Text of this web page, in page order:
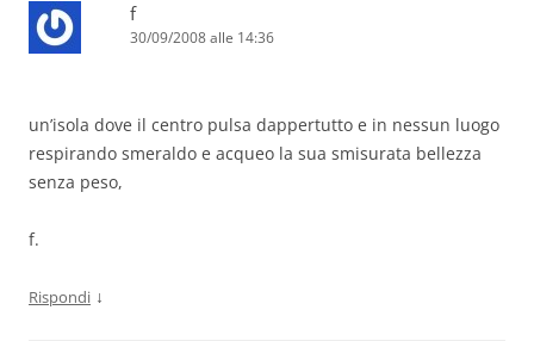
f
30/09/2008 alle 14:36
un’isola dove il centro pulsa dappertutto e in nessun luogo
respirando smeraldo e acqueo la sua smisurata bellezza
senza peso,
f.
Rispondi ↓